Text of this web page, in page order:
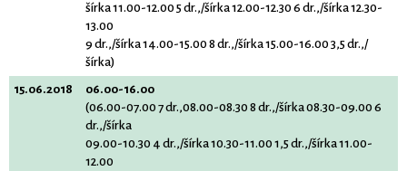
šírka 11.00-12.00 5 dr.,/šírka 12.00-12.30 6 dr.,/šírka 12.30-
13.00
9 dr.,/šírka 14.00-15.00 8 dr.,/šírka 15.00-16.00 3,5 dr.,/
šírka)
15.06.2018
06.00-16.00
(06.00-07.00 7 dr.,08.00-08.30 8 dr.,/šírka 08.30-09.00 6
dr.,/šírka
09.00-10.30 4 dr.,/šírka 10.30-11.00 1,5 dr.,/šírka 11.00-
12.00